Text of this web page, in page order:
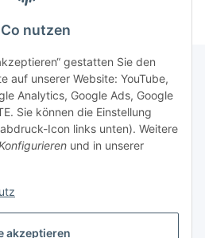
akzeptieren
nutzen
gestatten Sie den
auf unserer Website: YouTube,
Analytics, Google Ads, Google
Sie können die Einstellung
Icon links unten). Weitere
und in unserer
Abonnieren
mir entsprechend Ihrer
und jederzeit widerruflich
Produktsortiment per E-Mail zu.
Abonnieren